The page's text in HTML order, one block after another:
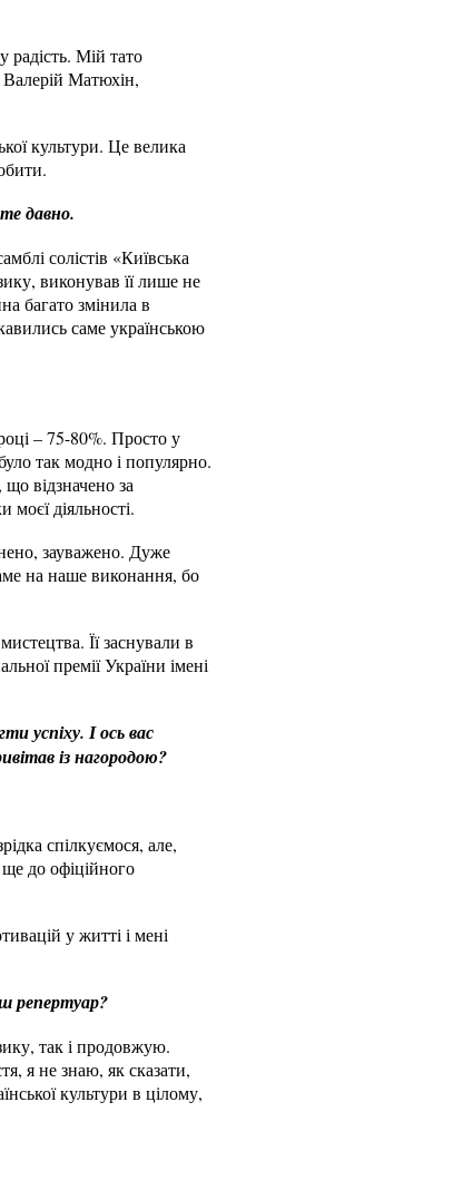
Мій тато
Матюхін,
культури. Це велика
давно.
солістів «Київська
виконував її лише не
багато змінила в
саме українською
– 75-80%. Просто у
так модно і популярно.
відзначено за
моєї діяльності.
зауважено. Дуже
на наше виконання, бо
Її заснували в
премії України імені
успіху. І ось вас
із нагородою?
спілкуємося, але,
до офіційного
у житті і мені
репертуар?
так і продовжую.
я не знаю, як сказати,
культури в цілому,